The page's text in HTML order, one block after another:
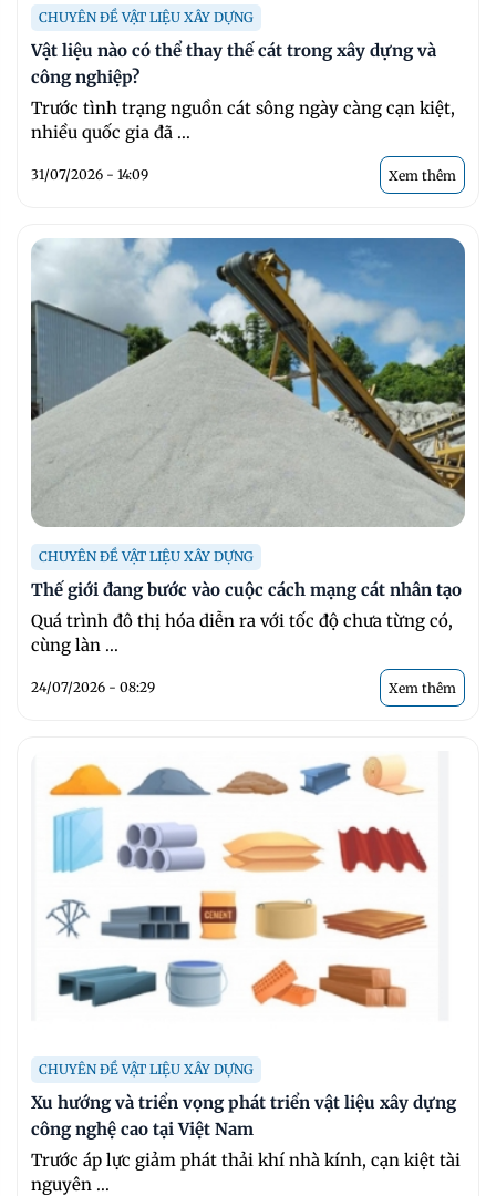
CHUYÊN ĐỀ VẬT LIỆU XÂY DỰNG
Vật liệu nào có thể thay thế cát trong xây dựng và
công nghiệp?
Trước tình trạng nguồn cát sông ngày càng cạn kiệt,
nhiều quốc gia đã ...
31/07/2026 - 14:09 Xem thêm
CHUYÊN ĐỀ VẬT LIỆU XÂY DỰNG
Thế giới đang bước vào cuộc cách mạng cát nhân tạo
Quá trình đô thị hóa diễn ra với tốc độ chưa từng có,
cùng làn ...
24/07/2026 - 08:29 Xem thêm
CHUYÊN ĐỀ VẬT LIỆU XÂY DỰNG
Xu hướng và triển vọng phát triển vật liệu xây dựng
công nghệ cao tại Việt Nam
Trước áp lực giảm phát thải khí nhà kính, cạn kiệt tài
nguyên ...